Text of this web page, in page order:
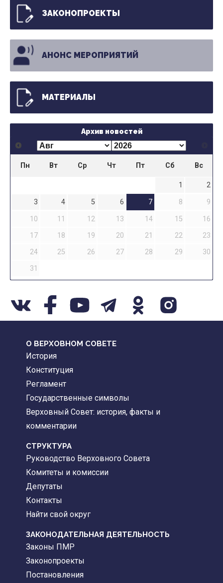
ЗАКОНОПРОЕКТЫ
АНОНС МЕРОПРИЯТИЙ
МАТЕРИАЛЫ
Архив новостей
Пн Вт Ср Чт Пт Сб Вс
1
2
3
4 5 6 7 8
9
10
11 12 13 14 15
16
17
18 19 20 21 22
23
24
25 26 27 28 29
30
31
О ВЕРХОВНОМ СОВЕТЕ
История
Конституция
Регламент
Государственные символы
Верховный Совет: история, факты и
комментарии
CТРУКТУРА
Руководство Верховного Совета
Комитеты и комиссии
Депутаты
Контакты
Найти свой округ
ЗАКОНОДАТЕЛЬНАЯ ДЕЯТЕЛЬНОСТЬ
Законы ПМР
Законопроекты
Постановления